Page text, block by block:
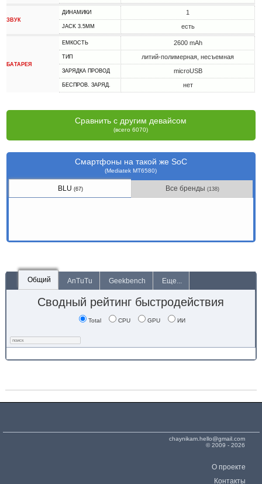
ЗВУК
ДИНАМИКИ 1
JACK 3.5MM есть
БАТАРЕЯ
ЕМКОСТЬ 2600 mAh
ТИП литий-полимерная, несъемная
ЗАРЯДКА ПРОВОД microUSB
БЕСПРОВ. ЗАРЯД. нет
Сравнить с другим девайсом
(всего 6070)
Смартфоны на такой же SoC
(Mediatek MT6580)
BLU (67) Все бренды (138)
Общий AnTuTu Geekbench Еще...
Сводный рейтинг быстродействия
Total CPU GPU ИИ
chaynikam.hello@gmail.com
© 2009 - 2026
О проекте
Контакты